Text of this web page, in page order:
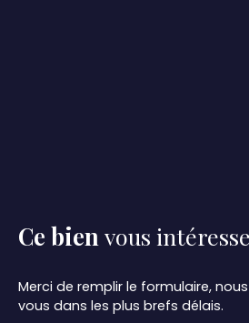
Ce bien vous
Merci de remplir le formulaire,
vous dans les plus brefs délais.